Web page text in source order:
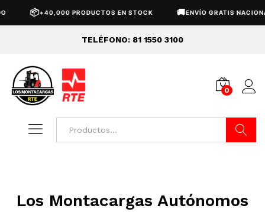
📦+40,000 PRODUCTOS EN STOCK 🚚ENVÍO GRATIS NACIONAL
TELÉFONO: 81 1550 3100
0
Los Montacargas Autónomos